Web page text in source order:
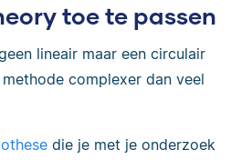
toe te passen
lineair maar een circulair
complexer dan veel
die je met je onderzoek